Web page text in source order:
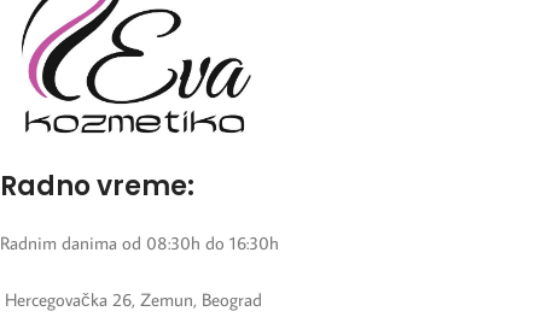
Radno vreme:
Radnim danima od 08:30h do 16:30h
Hercegovačka 26, Zemun, Beograd